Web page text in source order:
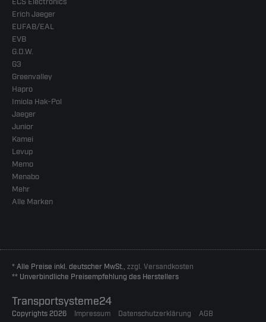
Erich Jaeger
EUFAB/EAL
EVB
G.D.W.
G3
Greenvalley
Hapro
Imiola Hak-Pol
Jaeger
Junior
Kamei
Levup
Memo
Menabo
Mehr
Alle Marken
* Alle Preise inkl. deutscher MwSt., zzgl. Versandkosten
** Unverbindliche Preisempfehlung des Herstellers
Transportsysteme24
Copyrights 2026 Impressum Datenschutzerklärung AGB